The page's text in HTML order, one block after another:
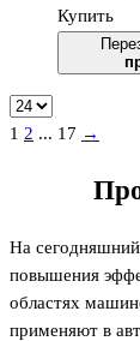
Купить
1 2 ... 17 →
На
повышения
областях
применяют в